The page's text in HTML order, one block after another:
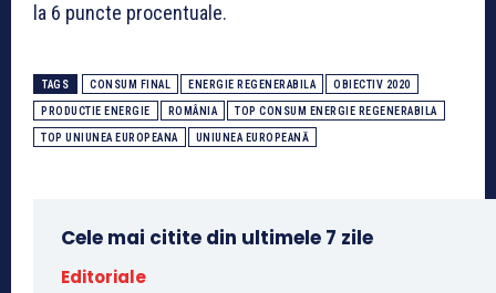
la 6 puncte procentuale.
TAGS CONSUM FINAL ENERGIE REGENERABILA OBIECTIV 2020
PRODUCTIE ENERGIE ROMÂNIA TOP CONSUM ENERGIE REGENERABILA
TOP UNIUNEA EUROPEANA UNIUNEA EUROPEANĂ
Cele mai citite din ultimele 7 zile
Editoriale